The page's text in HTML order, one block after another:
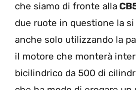
che siamo di fronte alla
due ruote in questione la
anche solo utilizzando la
il motore che monterà
bicilindrico da 500 di